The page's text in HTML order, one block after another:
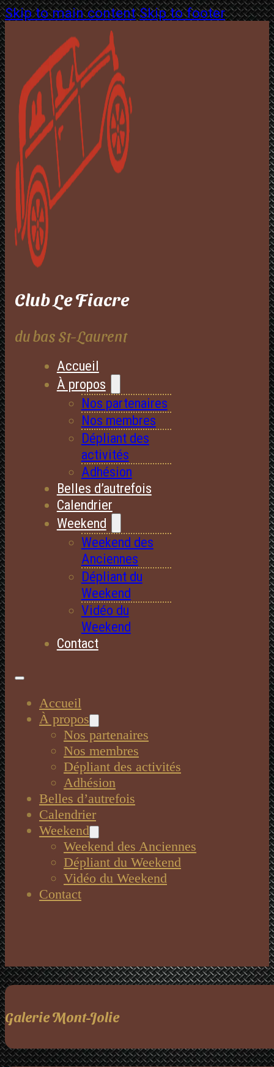
Skip to main content Skip to footer
Club Le Fiacre
du bas St-Laurent
Accueil
À propos
Nos partenaires
Nos membres
Dépliant des
activités
Adhésion
Belles d’autrefois
Calendrier
Weekend
Weekend des
Anciennes
Dépliant du
Weekend
Vidéo du
Weekend
Contact
Accueil
À propos
Nos partenaires
Nos membres
Dépliant des activités
Adhésion
Belles d’autrefois
Calendrier
Weekend
Weekend des Anciennes
Dépliant du Weekend
Vidéo du Weekend
Contact
Galerie Mont-Jolie